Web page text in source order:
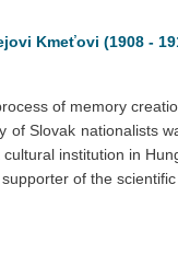
Kmeťovi (1908 -
of memory
of Slovak nationalists
institution in
of the